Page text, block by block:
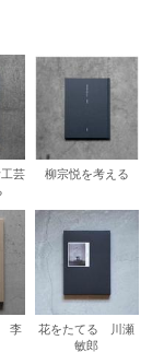
芸
柳宗悦を考える
李
花をたてる 川瀬
敏郎